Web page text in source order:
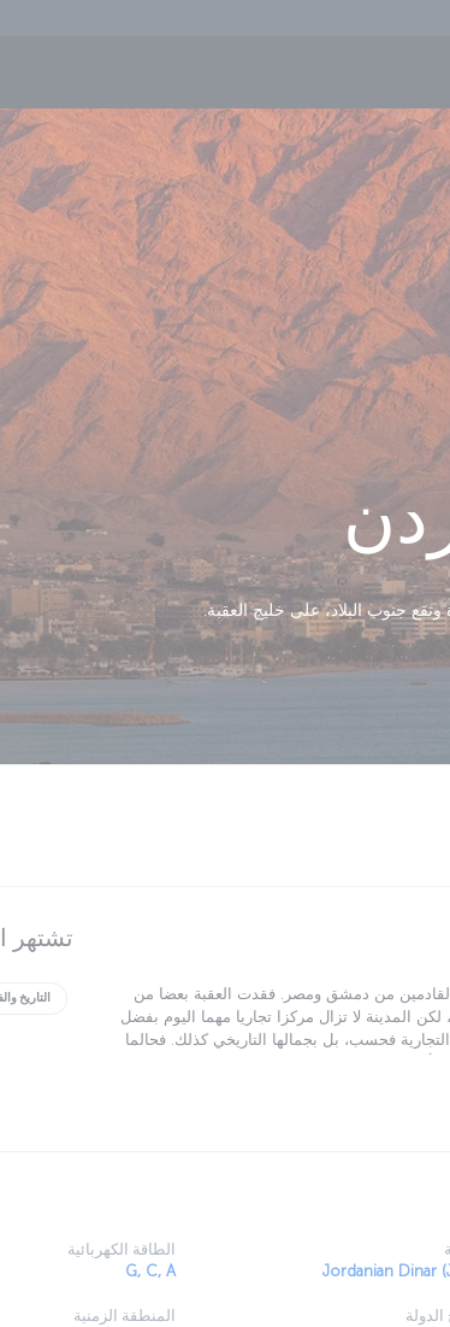
وتقع جنوب البلاد، على خليج العقبة.
القادمين من دمشق ومصر. فقدت العقبة بعضا من
المدينة لا تزال مركزا تجاريا مهما اليوم بفضل
التجارية فحسب، بل بجمالها التاريخي كذلك. فحالما
والتجارة الصاخبة.
تشتهر
التاريخ
Jordanian Dinar
الدولة
الطاقة الكهربائية
G, C, A
المنطقة الزمنية